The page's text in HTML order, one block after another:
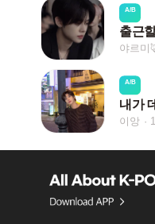
A/B
야르미
A/B
내가
이앙